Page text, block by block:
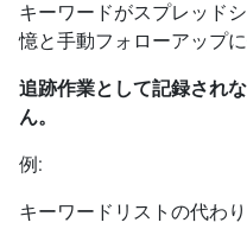
キーワードがスプレッド
憶と手動フォローアップに
追跡作業として記録され
ん。
例:
キーワードリストの代わ